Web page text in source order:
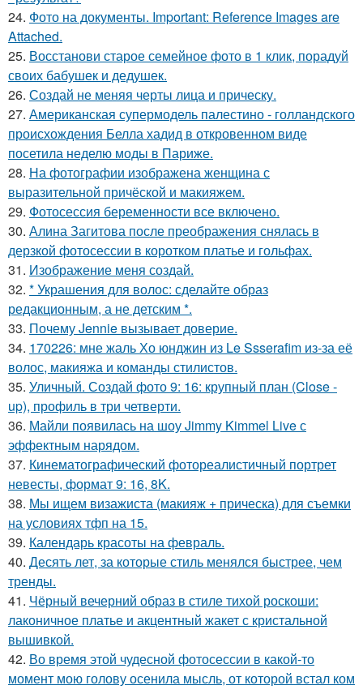
24. Фото на документы. Important: Reference Images are
Attached.
25. Восстанови старое семейное фото в 1 клик, порадуй
своих бабушек и дедушек.
26. Создай не меняя черты лица и прическу.
27. Американская супермодель палестино - голландского
происхождения Белла хадид в откровенном виде
посетила неделю моды в Париже.
28. На фотографии изображена женщина с
выразительной причёской и макияжем.
29. Фотосессия беременности все включено.
30. Алина Загитова после преображения снялась в
дерзкой фотосессии в коротком платье и гольфах.
31. Изображение меня создай.
32. * Украшения для волос: сделайте образ
редакционным, а не детским *.
33. Почему Jennie вызывает доверие.
34. 170226: мне жаль Хо юнджин из Le Ssserafim из-за её
волос, макияжа и команды стилистов.
35. Уличный. Создай фото 9: 16: крупный план (Close -
up), профиль в три четверти.
36. Майли появилась на шоу Jimmy Kimmel Live с
эффектным нарядом.
37. Кинематографический фотореалистичный портрет
невесты, формат 9: 16, 8K.
38. Мы ищем визажиста (макияж + прическа) для съемки
на условиях тфп на 15.
39. Календарь красоты на февраль.
40. Десять лет, за которые стиль менялся быстрее, чем
тренды.
41. Чёрный вечерний образ в стиле тихой роскоши:
лаконичное платье и акцентный жакет с кристальной
вышивкой.
42. Во время этой чудесной фотосессии в какой-то
момент мою голову осенила мысль, от которой встал ком